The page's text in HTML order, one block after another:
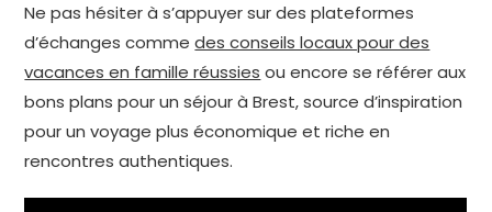
Ne pas hésiter à s’appuyer sur des plateformes
d’échanges commedes conseils locaux pour des
vacances en famille réussies ou encore se référer aux
bons plans pour un séjour à Brest, source d’inspiration
pour un voyage plus économique et riche en
rencontres authentiques.